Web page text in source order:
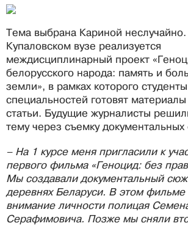
Тема выбрана Кариной
Купаловском вузе реализуется
междисциплинарный проект
белорусского народа: память и
земли», в рамках которого
специальностей готовят
статьи. Будущие журналисты
тему через съемку
– На 1 курсе меня пригласили к
первого фильма «Геноцид: без
Мы создавали документальный
деревнях Беларуси. В этом фильме
внимание личности полицая
Серафимовича. Позже мы сняли